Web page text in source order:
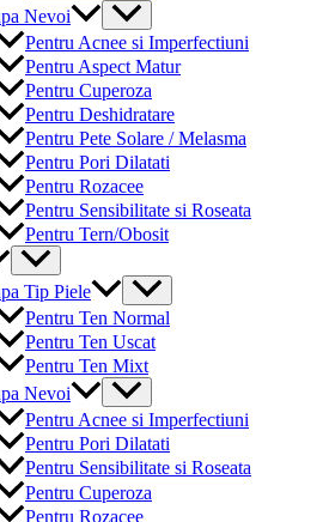
Nevoi
Menu
Toggle
Pentru Acnee si Imperfectiuni
Pentru Aspect Matur
Pentru Cuperoza
Pentru Deshidratare
Pentru Pete Solare / Melasma
Pentru Pori Dilatati
Pentru Rozacee
Pentru Sensibilitate si Roseata
Pentru Tern/Obosit
Menu
Toggle
Tip Piele
Menu
Toggle
Pentru Ten Normal
Pentru Ten Uscat
Pentru Ten Mixt
Nevoi
Menu
Toggle
Pentru Acnee si Imperfectiuni
Pentru Pori Dilatati
Pentru Sensibilitate si Roseata
Pentru Cuperoza
Pentru Rozacee